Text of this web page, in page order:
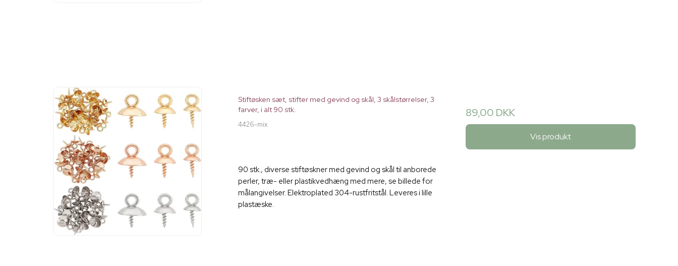
Stiftøsken sæt, stifter med gevind og skål, 3 skålstørrelser, 3
farver, i alt 90 stk.
4426-mix
90 stk., diverse stiftøskner med gevind og skål til anborede
perler, træ- eller plastikvedhæng med mere, se billede for
målangivelser. Elektroplated 304-rustfritstål. Leveres i lille
plastæske.
89,00 DKK
Vis produkt